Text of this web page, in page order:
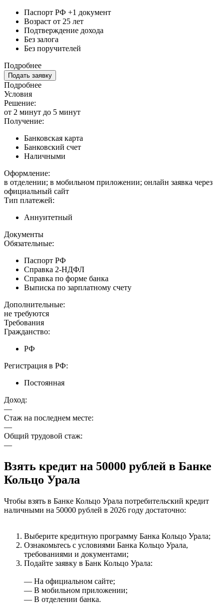
Паспорт РФ +1 документ
Возраст от 25 лет
Подтверждение дохода
Без залога
Без поручителей
Подробнее
Подать заявку
Подробнее
Условия
Решение:
от 2 минут до 5 минут
Получение:
Банковская карта
Банковский счет
Наличными
Оформление:
в отделении; в мобильном приложении; онлайн заявка через
официальный сайт
Тип платежей:
Аннуитетный
Документы
Обязательные:
Паспорт РФ
Справка 2-НДФЛ
Справка по форме банка
Выписка по зарплатному счету
Дополнительные:
не требуются
Требования
Гражданство:
РФ
Регистрация в РФ:
Постоянная
Доход:
—
Стаж на последнем месте:
—
Общий трудовой стаж:
—
Взять кредит на 50000 рублей в Банке
Кольцо Урала
Чтобы взять в Банке Кольцо Урала потребительский кредит
наличными на 50000 рублей в 2026 году достаточно:
Выберите кредитную программу Банка Кольцо Урала;
Ознакомьтесь с условиями Банка Кольцо Урала,
требованиями и документами;
Подайте заявку в Банк Кольцо Урала:
— На официальном сайте;
— В мобильном приложении;
— В отделении банка.